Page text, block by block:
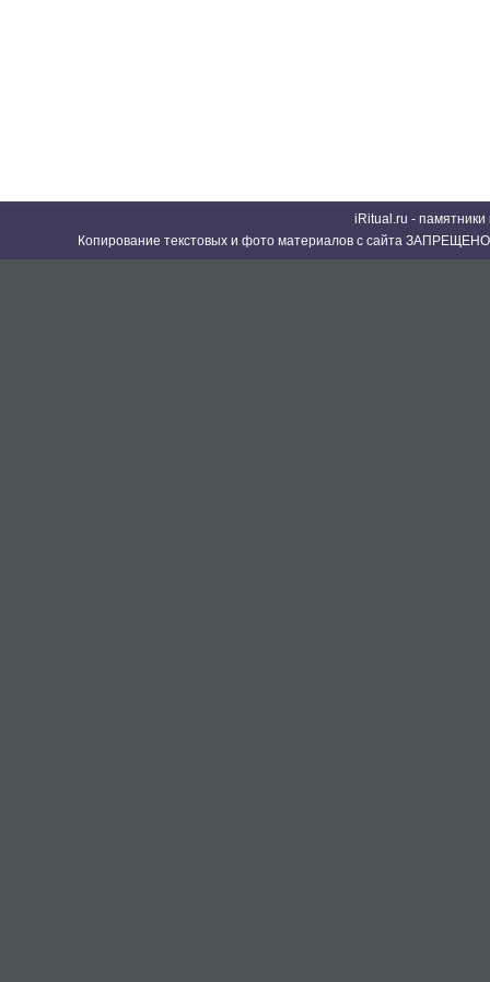
iRitual.ru -
Копирование текстовых и фото материалов с сайта